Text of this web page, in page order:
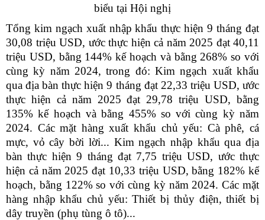
biểu tại Hội nghị
Tổng kim ngạch xuất nhập khẩu thực hiện 9 tháng đạt
30,08 triệu USD, ước thực hiện cả năm 2025 đạt 40,11
triệu USD, bằng 144% kế hoạch và bằng 268% so với
cùng kỳ năm 2024, trong đó: Kim ngạch xuất khẩu
qua địa bàn thực hiện 9 tháng đạt 22,33 triệu USD, ước
thực hiện cả năm 2025 đạt 29,78 triệu USD, bằng
135% kế hoạch và bằng 455% so với cùng kỳ năm
2024. Các mặt hàng xuất khẩu chủ yếu: Cà phê, cá
mực, vỏ cây bời lời... Kim ngạch nhập khẩu qua địa
bàn thực hiện 9 tháng đạt 7,75 triệu USD, ước thực
hiện cả năm 2025 đạt 10,33 triệu USD, bằng 182% kế
hoạch, bằng 122% so với cùng kỳ năm 2024. Các mặt
hàng nhập khẩu chủ yếu: Thiết bị thủy điện, thiết bị
dây truyền (phụ tùng ô tô)...